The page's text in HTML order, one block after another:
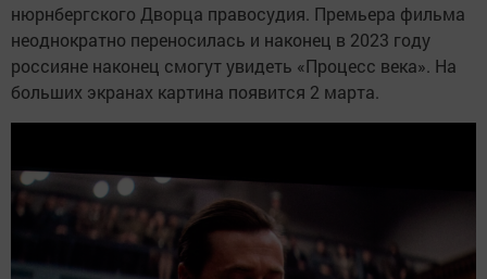
нюрнбергского Дворца правосудия. Премьера фильма
неоднократно переносилась и наконец в 2023 году
россияне наконец смогут увидеть «Процесс века». На
больших экранах картина появится 2 марта.